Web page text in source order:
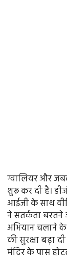
ग्वालियर और
शुरू कर दी है।
आईजी के साथ
ने सतर्कता
अभियान चलाने के
की सुरक्षा बढ़ा
मंदिर के पास